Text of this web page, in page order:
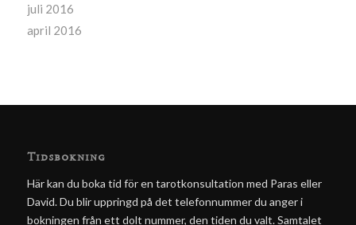
juli 2016
april 2016
Tidsbokning
Här kan du boka tid för en tarotkonsultation med Paras eller
David. Du blir uppringd på det telefonnummer du anger i
bokningen från ett dolt nummer, den tiden du valt. Samtalet